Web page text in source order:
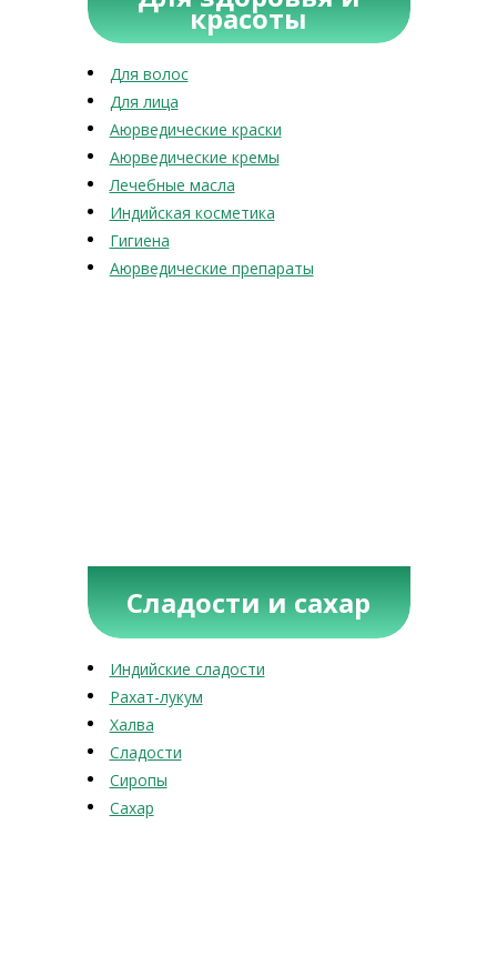
красоты
Для волос
Для лица
Аюрведические краски
Аюрведические кремы
Лечебные масла
Индийская косметика
Гигиена
Аюрведические препараты
Сладости и сахар
Индийские сладости
Рахат-лукум
Халва
Сладости
Сиропы
Сахар